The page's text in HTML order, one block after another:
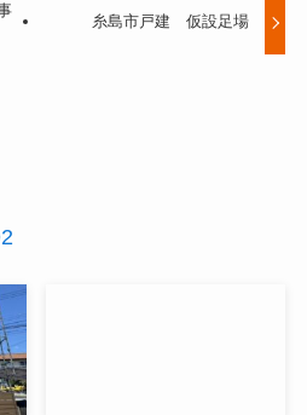
糸島市戸建 仮設足場